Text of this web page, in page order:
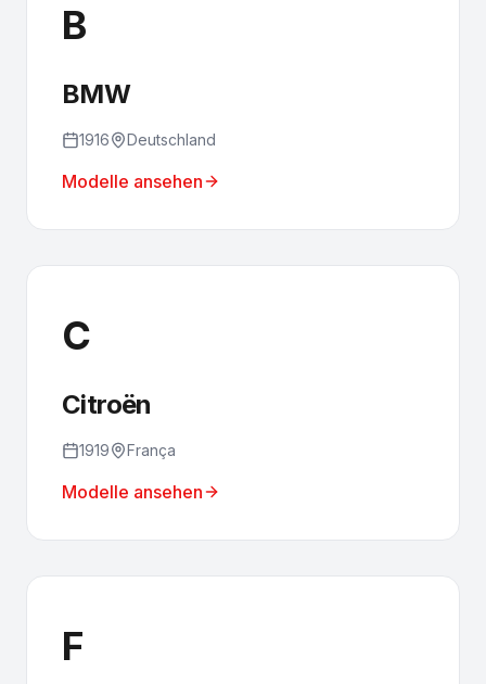
B
BMW
1916 Deutschland
Modelle ansehen
C
Citroën
1919 França
Modelle ansehen
F